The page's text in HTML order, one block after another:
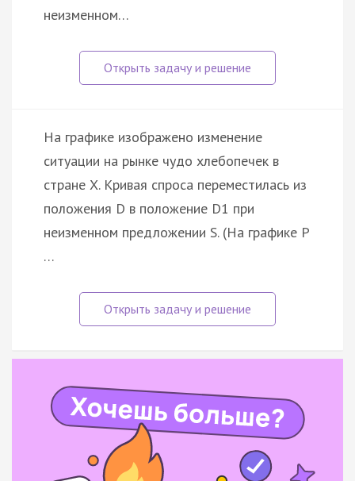
неизменном…
На графике изображено изменение
ситуации на рынке чудо хлебопечек в
стране X. Кривая спроса переместилась из
положения D в положение D1 при
неизменном предложении S. (На графике P
…